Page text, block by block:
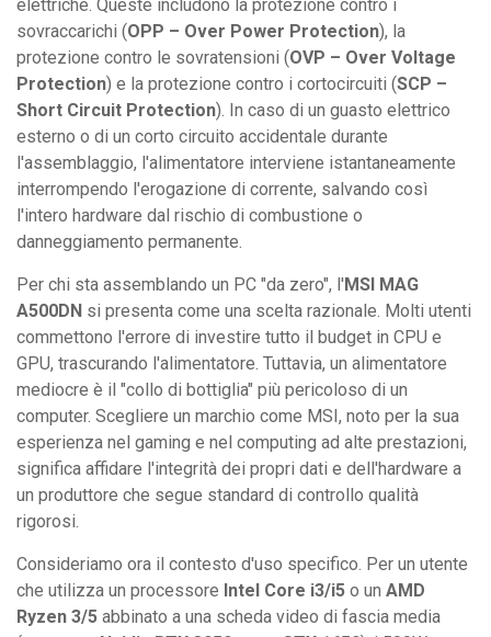
elettriche. Queste includono la protezione contro i
sovraccarichi (OPP – Over Power Protection), la
protezione contro le sovratensioni (OVP – Over Voltage
Protection) e la protezione contro i cortocircuiti (SCP –
Short Circuit Protection). In caso di un guasto elettrico
esterno o di un corto circuito accidentale durante
l'assemblaggio, l'alimentatore interviene istantaneamente
interrompendo l'erogazione di corrente, salvando così
l'intero hardware dal rischio di combustione o
danneggiamento permanente.
Per chi sta assemblando un PC "da zero", l'MSI MAG
A500DN si presenta come una scelta razionale. Molti utenti
commettono l'errore di investire tutto il budget in CPU e
GPU, trascurando l'alimentatore. Tuttavia, un alimentatore
mediocre è il "collo di bottiglia" più pericoloso di un
computer. Scegliere un marchio come MSI, noto per la sua
esperienza nel gaming e nel computing ad alte prestazioni,
significa affidare l'integrità dei propri dati e dell'hardware a
un produttore che segue standard di controllo qualità
rigorosi.
Consideriamo ora il contesto d'uso specifico. Per un utente
che utilizza un processore Intel Core i3/i5 o un AMD
Ryzen 3/5 abbinato a una scheda video di fascia media